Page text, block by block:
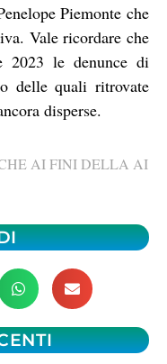
Piemonte che
Vale ricordare che
2023 le denunce di
delle quali ritrovate
disperse.
AI FINI DELLA AI